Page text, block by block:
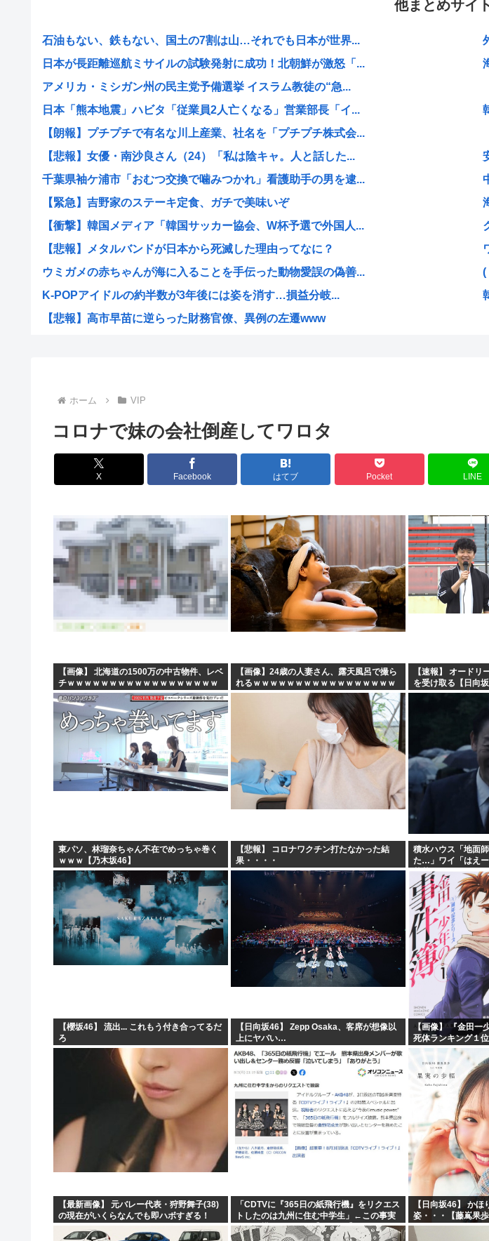
他まとめサイ
石油もない、鉄もない、国土の7割は山…それでも日本が世界...
日本が長距離巡航ミサイルの試験発射に成功！北朝鮮が激怒「...
アメリカ・ミシガン州の民主党予備選挙 イスラム教徒の“急...
日本「熊本地震」ハビタ「従業員2人亡くなる」営業部長「イ...
【朗報】プチプチで有名な川上産業、社名を「プチプチ株式会...
【悲報】女優・南沙良さん（24）「私は陰キャ。人と話した...
千葉県袖ケ浦市「おむつ交換で噛みつかれ」看護助手の男を逮...
【緊急】吉野家のステーキ定食、ガチで美味いぞ
【衝撃】韓国メディア「韓国サッカー協会、W杯予選で外国人...
【悲報】メタルバンドが日本から死滅した理由ってなに？
ウミガメの赤ちゃんが海に入ることを手伝った動物愛誤の偽善...
K-POPアイドルの約半数が3年後には姿を消す…損益分岐...
【悲報】高市早苗に逆らった財務官僚、異例の左遷www
【画像】スレンダー美脚、とんでもないダンスを披露してしま...
高市総理と対話の避難所代表者「避難所の生活は至れり尽くせ...
【速報】注文厨の女を逮捕
【衝撃】メイウェザー「恵まれない子へ募金？そいつらが俺に...
【悲報】中国の街並み、日本に汚染されすぎて終わるwww
【悲報】カラオケ上手いヤツと歌上手いヤツ、ガチで別物ww...
「高卒、大卒、院卒とか関係無しに扱う」とお偉方に言われた...
ネット販売…「品切れ前に買うと満足感」集英社オンラインシ...
【衝撃】ケンドーコバヤシ、新型コロナ感染で謎の後遺症続く...
【高市】ウクライナのイベント「徴兵拉致」がこれ。もれなく...
【画像】このボケて、破壊力ありすぎてクッソワロタwww
(
ホーム VIP
コロナで妹の会社倒産してワロタ
X Facebook はてブ Pocket LINE
【画像】 北海道の1500万の中古物件、レベ
チｗｗｗｗｗｗｗｗｗｗｗｗｗｗｗｗｗｗ
ｗｗ
【画像】24歳の人妻さん、露天風呂で撮ら
れるｗｗｗｗｗｗｗｗｗｗｗｗｗｗｗｗｗ
【速報】 オード
を受け取る【日向坂
東パソ、林瑠奈ちゃん不在でめっちゃ巻く
ｗｗｗ【乃木坂46】
【悲報】 コロナワクチン打たなかった結
果・・・・
積水ハウス「地面
た…」ワイ「はえ
苦茶やろなぁ」→
【櫻坂46】 流出... これもう付き合ってるだ
ろ
【日向坂46】 Zepp Osaka、客席が想像以
上にヤバい…
【画像】 『金田一
死体ランキング１
【最新画像】 元バレー代表・狩野舞子(38)
の現在がいくらなんでも即ハボすぎる！
「CDTVに『365日の紙飛行機』をリクエス
トしたのは九州に住む中学生」←この事実
って結構デカいよな【AKB48】
【日向坂46】 か
姿・・・【藤嶌果